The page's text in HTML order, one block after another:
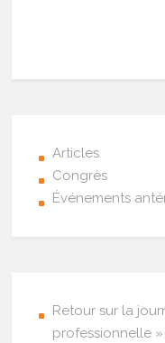
Articles
Congrès
Événements
Retour sur la
professionnelle »